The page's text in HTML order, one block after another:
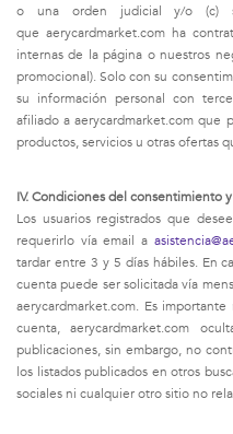
o una orden judicial y/o (c)
que aerycardmarket.comha
internas de la página o nuestros
promocional). Solo con su
su información personal con
afiliado a aerycardmarket.com que
productos, servicios u otras ofertas
IV. Condiciones del consentimiento
Los usuarios registrados que
requerirlo vía email a
tardar entre 3 y 5 días hábiles. En
cuenta puede ser solicitada vía
aerycardmarket.com. Es
cuenta, aerycardmarket.com
publicaciones, sin embargo, no
los listados publicados en otros
sociales ni cualquier otro sitio no